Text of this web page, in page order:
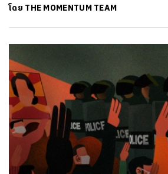
โดย THE MOMENTUM TEAM